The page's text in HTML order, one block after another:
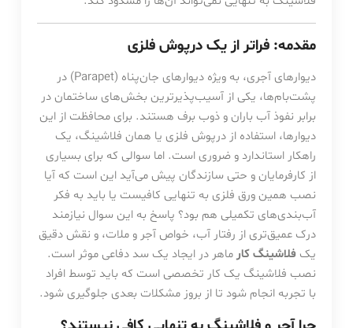
مقدمه: فراتر از یک درپوش فلزی
دیوارهای آجری، به ویژه دیوارهای جان‌پناه (Parapet) در
پشت‌بام‌ها، یکی از آسیب‌پذیرترین بخش‌های ساختمان در
برابر نفوذ آب باران و ذوب برف هستند. برای محافظت از این
دیوارها، استفاده از درپوش فلزی یا همان فلاشینگ، یک
راهکار استاندارد و ضروری است. اما سوالی که برای بسیاری
از کارفرمایان و حتی سازندگان پیش می‌آید این است که آیا
نصب همین ورق فلزی به تنهایی کافیست یا باید به فکر
آب‌بندی‌های تکمیلی هم بود؟ پاسخ به این سوال نیازمند
درک عمیق‌تری از رفتار آب، خواص آجر و ملات، و نقش دقیق
یک فلاشینگ کارماهر در ایجاد یک سد دفاعی موثر است.
نصب فلاشینگ یک کار تخصصی است که باید توسط افراد
با تجربه انجام شود تا از بروز مشکلات بعدی جلوگیری شود.